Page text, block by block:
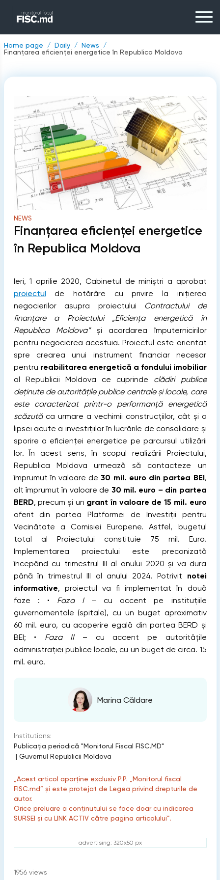
Home page Daily
News
Finanțarea eficienţei energetice în Republica Moldova
NEWS
Finanțarea eficienţei energetice
în Republica Moldova
Ieri, 1 aprilie 2020, Cabinetul de miniștri a aprobat
proiectulde hotărâre cu privire la inițierea
negocierilor asupra proiectului Contractului de
finanţare a Proiectului „Eficienţa energetică în
Republica Moldova”și acordarea împuternicirilor
pentru negocierea acestuia. Proiectul este orientat
spre crearea unui instrument financiar necesar
pentru reabilitarea energetică a fondului imobiliar
al Republicii Moldova ce cuprinde clădiri publice
deținute de autoritățile publice centrale și locale, care
este caracterizat printr-o performanță energetică
scăzutăca urmare a vechimii construcțiilor, cât și a
lipsei acute a investițiilor în lucrările de consolidare și
sporire a eficienței energetice pe parcursul utilizării
lor. În acest sens, în scopul realizării Proiectului,
Republica Moldova urmează să contacteze un
împrumut în valoare de 30 mil. euro din partea BEI,
alt împrumut în valoare de 30 mil. euro – din partea
BERD, precum și un grant în valoare de 15 mil. euro
oferit din partea Platformei de Investiții pentru
Vecinătate a Comisiei Europene. Astfel, bugetul
total al Proiectului constituie 75 mil. Euro.
Implementarea proiectului este preconizată
începând cu trimestrul III al anului 2020 și va dura
până în trimestrul III al anului 2024. Potrivit notei
informative, proiectul va fi implementat în două
faze : • Faza I– cu accent pe instituțiile
guvernamentale (spitale), cu un buget aproximativ
60 mil. euro, cu acoperire egală din partea BERD și
BEI; • Faza II– cu accent pe autoritățile
administrației publice locale, cu un buget de circa. 15
mil. euro.
Marina Căldare
Institutions:
Publicaţia periodică "Monitorul Fiscal FISC.MD"
| Guvernul Republicii Moldova
„Acest articol aparține exclusiv P.P. „Monitorul fiscal
FISC.md” și este protejat de Legea privind drepturile de
autor.
Orice preluare a conținutului se face doar cu indicarea
SURSEI și cu LINK ACTIV către pagina articolului”.
advertising: 320x50 px
1956 views